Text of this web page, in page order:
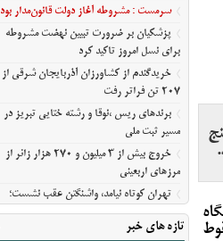
سرمست : مشروطه آغاز دولت قانون‌مدار بود
پزشکیان بر ضرورت تبیین نهضت مشروطه
برای نسل امروز تاکید کرد
خریدگندم از کشاورزان آذربایجان شرقی از
207 تن فراتر رفت
برندهای ریس ،‌نوقا و رشته ختایی تبریز در
مسیر ثبت ملی
خروج بیش از ۳ میلیون و ۲۷۰ هزار زائر از
مرزهای اربعینی
تهران کوتاه نیامد، واشنگتن عقب نشست؛
روایت نیویورک‌تایمز از فرسایش گزینه‌های
آمریکا
تازه های خبر